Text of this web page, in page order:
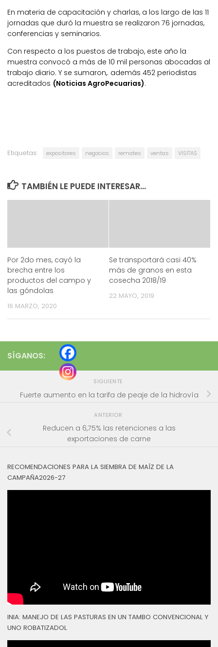
En materia de capacitación y charlas, a los largo de las 11
jornadas que duró la muestra se realizaron 76 jornadas,
conferencias y seminarios.
Con respecto a los puestos de trabajo, este año la
muestra convocó a más de 10 mil personas abocadas al
trabajo diario. Y se sumaron,. además 452 periodistas
acreditados (Noticias AgroPecuarias).
Etiquetas: expositores negocios remates ventas VISITAS
TAMBIÉN LE PUEDE INTERESAR...
Por 2do mes, cayó la
brecha entre los
productos del campo y
las góndolas
16 MARZO, 2020
Se transportará casi 40%
más de granos en esta
cosecha 2018/19
22 MAYO, 2019
SÍGANOS:
SIGUIENTE
Fuerte aumento en la tarifa de peaje de la hidrovía
ANTERIOR
Reducen a 6,75% las retenciones a las
exportaciones de carne
RECOMENDACIONES PARA LA SIEMBRA DE MAÍZ DE LA
CAMPAÑA2026-27
INIA: MANEJO DE LAS PASTURAS EN UN TAMBO CONVENCIONAL Y
UNO ROBATIZADOL